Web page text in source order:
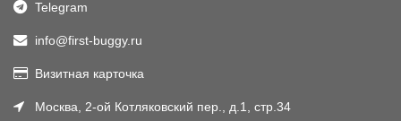
Telegram
info@first-buggy.ru
Визитная карточка
Москва, 2-ой Котляковский пер., д.1, стр.34